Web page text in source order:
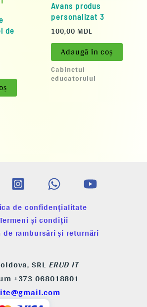
de
Avans produs
personalizat 3
100,00 MDL
Adaugă în coș
Cabinetul
educatorului
de confidențialitate
Termeni și condiții
de rambursări și returnări
SRL ERUD IT
+373 068018801